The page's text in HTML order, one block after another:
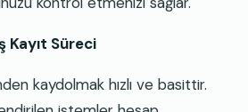
Kayıt Süreci
kaydolmak hızlı ve basittir.